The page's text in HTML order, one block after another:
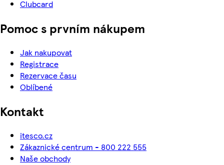
Clubcard
Pomoc s prvním nákupem
Jak nakupovat
Registrace
Rezervace času
Oblíbené
Kontakt
itesco.cz
Zákaznické centrum - 800 222 555
Naše obchody